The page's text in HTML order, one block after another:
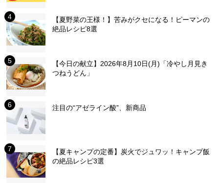
【夏野菜の王様！】苦みがクセになる！ピーマンの
絶品レシピ8選
【今日の献立】2026年8月10日(月)「冷やし月見き
つねうどん」
注目の“アゼライン酸”、新商品
【夏キャンプの定番】炭火でジュワッ！キャンプ飯
の絶品レシピ3選